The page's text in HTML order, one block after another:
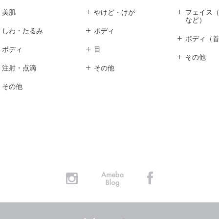
美肌
しわ・たるみ
ボディ
注射・点滴
その他
やけど・けが
ボディ
目
その他
フェイス
など）
ボディ（
その他